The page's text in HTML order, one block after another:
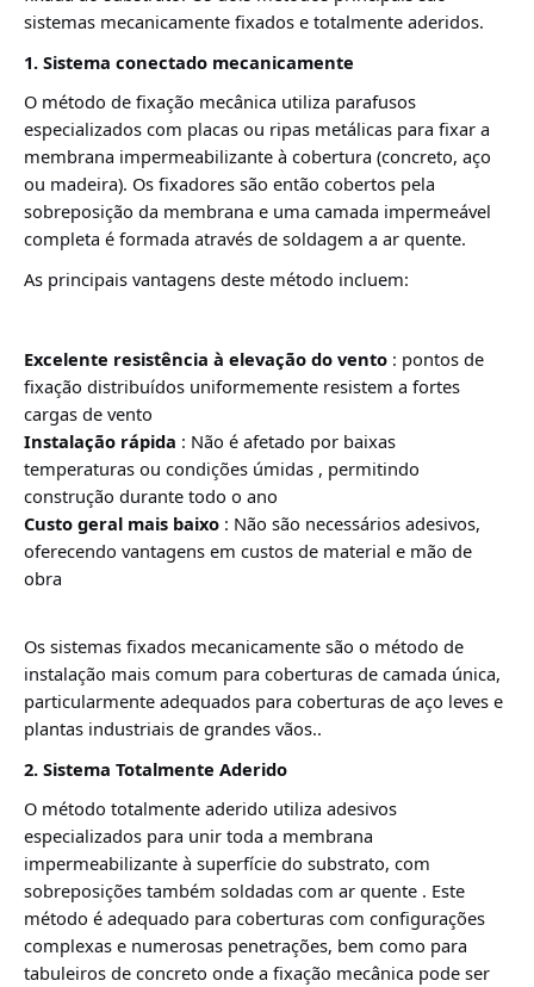
sistemas mecanicamente fixados e totalmente aderidos.
1. Sistema conectado mecanicamente
O método de fixação mecânica utiliza parafusos
especializados com placas ou ripas metálicas para fixar a
membrana impermeabilizante à cobertura (concreto, aço
ou madeira). Os fixadores são então cobertos pela
sobreposição da membrana e uma camada impermeável
completa é formada através de soldagem a ar quente.
As principais vantagens deste método incluem:
Excelente resistência à elevação do vento : pontos de
fixação distribuídos uniformemente resistem a fortes
cargas de vento
Instalação rápida : Não é afetado por baixas
temperaturas ou condições úmidas , permitindo
construção durante todo o ano
Custo geral mais baixo : Não são necessários adesivos,
oferecendo vantagens em custos de material e mão de
obra
Os sistemas fixados mecanicamente são o método de
instalação mais comum para coberturas de camada única,
particularmente adequados para coberturas de aço leves e
plantas industriais de grandes vãos..
2. Sistema Totalmente Aderido
O método totalmente aderido utiliza adesivos
especializados para unir toda a membrana
impermeabilizante à superfície do substrato, com
sobreposições também soldadas com ar quente . Este
método é adequado para coberturas com configurações
complexas e numerosas penetrações, bem como para
tabuleiros de concreto onde a fixação mecânica pode ser